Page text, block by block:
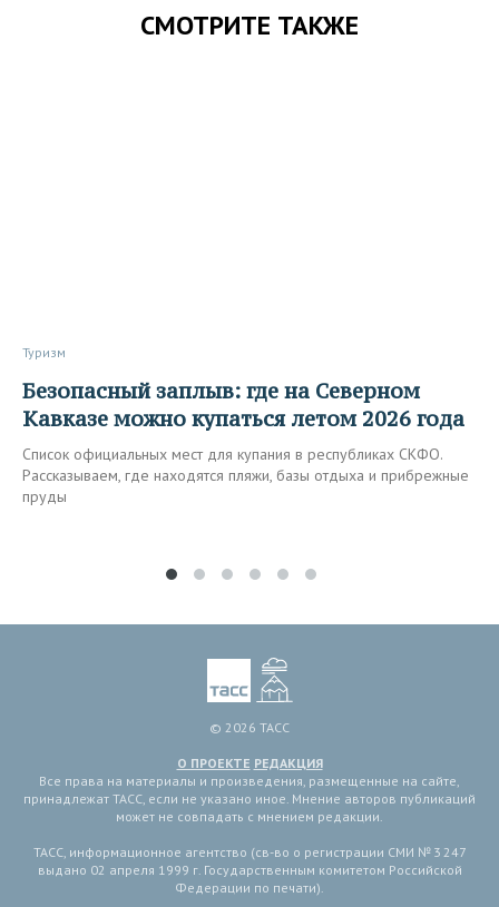
СМОТРИТЕ ТАКЖЕ
Туризм
Безопасный заплыв: где на Северном
Кавказе можно купаться летом 2026 года
Список официальных мест для купания в республиках СКФО.
Рассказываем, где находятся пляжи, базы отдыха и прибрежные
пруды
© 2026 ТАСС
О ПРОЕКТЕ РЕДАКЦИЯ
Все права на материалы и произведения, размещенные на сайте,
принадлежат ТАСС, если не указано иное. Мнение авторов публикаций
может не совпадать с мнением редакции.
ТАСС, информационное агентство (св-во о регистрации СМИ № 3 247
выдано 02 апреля 1999 г. Государственным комитетом Российской
Федерации по печати).